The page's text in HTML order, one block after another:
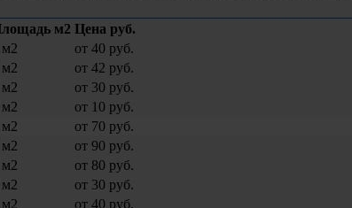
м2 Цена руб.
м2
от 40 руб.
м2
от 42 руб.
м2
от 30 руб.
м2
от 10 руб.
м2
от 70 руб.
м2
от 90 руб.
м2
от 80 руб.
м2
от 30 руб.
м2 от 40 руб.